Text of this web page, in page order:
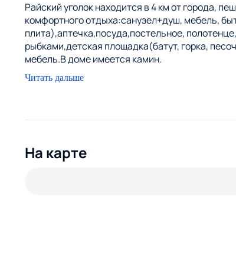
Райский уголок находится в 4 км от города,
комфортного отдыха:санузел+душ, мебель,
плита),аптечка,посуда,постельное,
рыбками,детская площадка(батут, горка,
мебель.В доме имеется камин.
Плюс каждому гостю комплимент. Будем рады
Читать дальше
На карте